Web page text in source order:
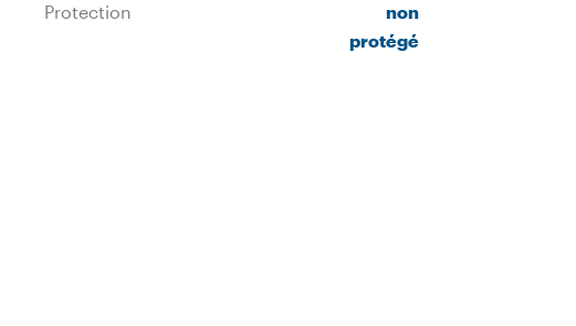
Protection
non
protégé